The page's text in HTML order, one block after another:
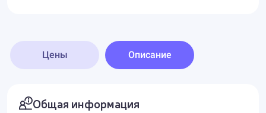
Цены Описание
Общая информация